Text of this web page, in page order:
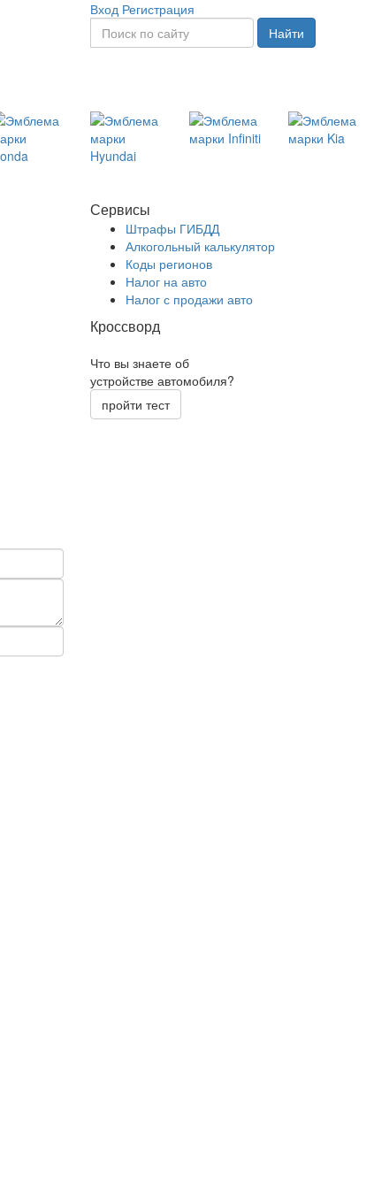
Вход Регистрация
Найти
Сервисы
Штрафы ГИБДД
Алкогольный калькулятор
Коды регионов
Налог на авто
Налог с продажи авто
Кроссворд
Что вы знаете об
устройстве автомобиля?
пройти тест